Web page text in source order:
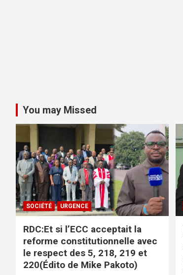
You may Missed
SOCIÉTÉ URGENCE
RDC:Et si l’ECC acceptait la
reforme constitutionnelle avec
le respect des 5, 218, 219 et
220(Édito de Mike Pakoto)